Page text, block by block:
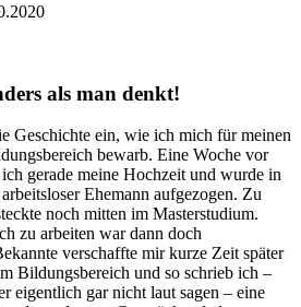
als man denkt!
Geschichte ein, wie ich mich für meinen
bewarb. Eine Woche vor
gerade meine Hochzeit und wurde in
Ehemann aufgezogen. Zu
noch mitten im Masterstudium.
zu arbeiten war dann doch
verschaffte mir kurze Zeit später
Bildungsbereich und so schrieb ich –
eigentlich gar nicht laut sagen – eine